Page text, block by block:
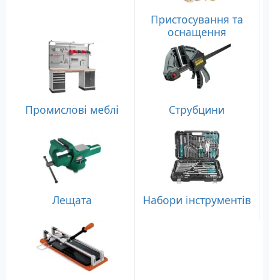
Пристосування та
оснащення
Промислові меблі Струбцини
Лещата Набори інструментів